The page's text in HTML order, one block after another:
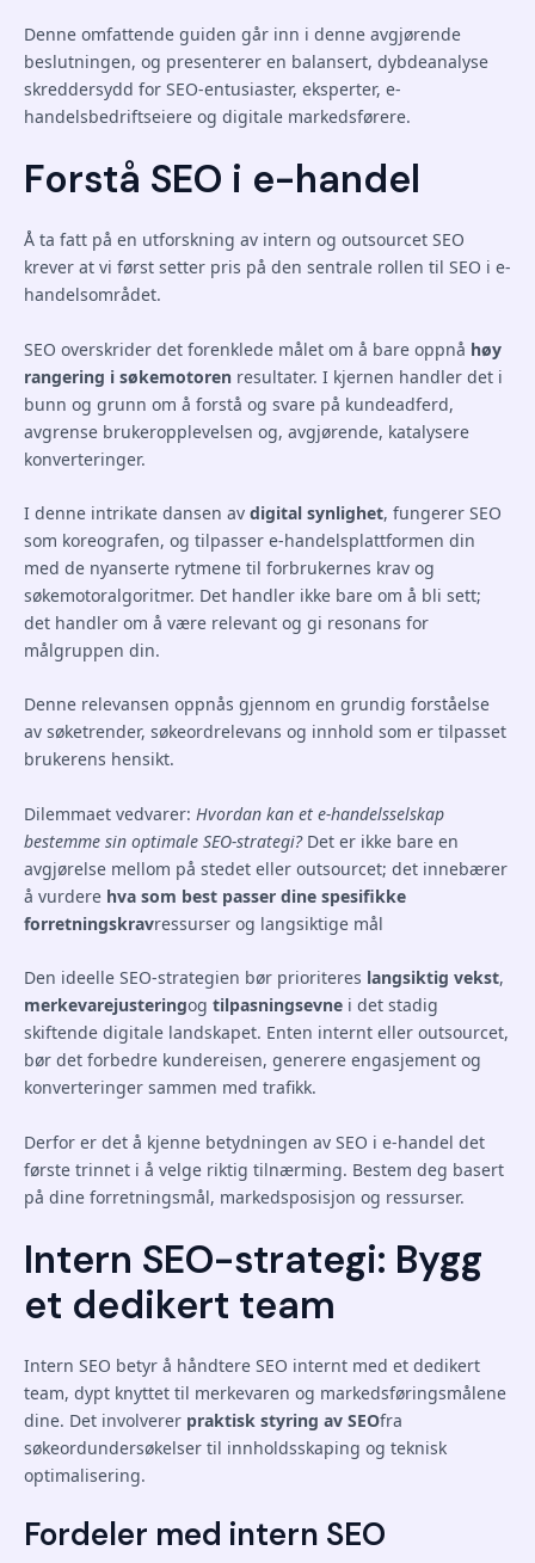
Denne omfattende guiden går inn i denne avgjørende
beslutningen, og presenterer en balansert, dybdeanalyse
skreddersydd for SEO-entusiaster, eksperter, e-
handelsbedriftseiere og digitale markedsførere.
Forstå SEO i e-handel
Å ta fatt på en utforskning av intern og outsourcet SEO
krever at vi først setter pris på den sentrale rollen til SEO i e-
handelsområdet.
SEO overskrider det forenklede målet om å bare oppnå høy
rangering i søkemotoren resultater. I kjernen handler det i
bunn og grunn om å forstå og svare på kundeadferd,
avgrense brukeropplevelsen og, avgjørende, katalysere
konverteringer.
I denne intrikate dansen av digital synlighet, fungerer SEO
som koreografen, og tilpasser e-handelsplattformen din
med de nyanserte rytmene til forbrukernes krav og
søkemotoralgoritmer. Det handler ikke bare om å bli sett;
det handler om å være relevant og gi resonans for
målgruppen din.
Denne relevansen oppnås gjennom en grundig forståelse
av søketrender, søkeordrelevans og innhold som er tilpasset
brukerens hensikt.
Dilemmaet vedvarer: Hvordan kan et e-handelsselskap
bestemme sin optimale SEO-strategi?Det er ikke bare en
avgjørelse mellom på stedet eller outsourcet; det innebærer
å vurdere hva som best passer dine spesifikke
forretningskravressurser og langsiktige mål
Den ideelle SEO-strategien bør prioriteres langsiktig vekst,
merkevarejusteringog tilpasningsevne i det stadig
skiftende digitale landskapet. Enten internt eller outsourcet,
bør det forbedre kundereisen, generere engasjement og
konverteringer sammen med trafikk.
Derfor er det å kjenne betydningen av SEO i e-handel det
første trinnet i å velge riktig tilnærming. Bestem deg basert
på dine forretningsmål, markedsposisjon og ressurser.
Intern SEO-strategi: Bygg
et dedikert team
Intern SEO betyr å håndtere SEO internt med et dedikert
team, dypt knyttet til merkevaren og markedsføringsmålene
dine. Det involverer praktisk styring av SEOfra
søkeordundersøkelser til innholdsskaping og teknisk
optimalisering.
Fordeler med intern SEO